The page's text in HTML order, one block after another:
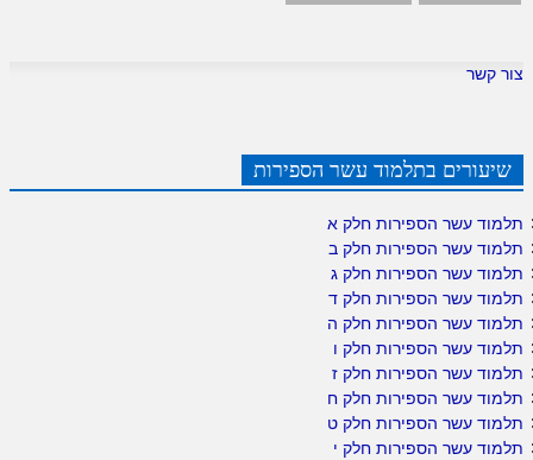
צור קשר
שיעורים בתלמוד עשר הספירות
תלמוד עשר הספירות חלק א
תלמוד עשר הספירות חלק ב
תלמוד עשר הספירות חלק ג
תלמוד עשר הספירות חלק ד
תלמוד עשר הספירות חלק ה
תלמוד עשר הספירות חלק ו
תלמוד עשר הספירות חלק ז
תלמוד עשר הספירות חלק ח
תלמוד עשר הספירות חלק ט
תלמוד עשר הספירות חלק י